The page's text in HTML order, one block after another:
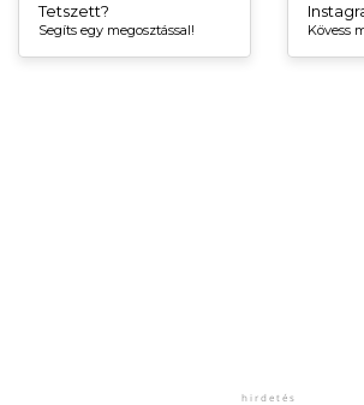
Tetszett?
Segíts egy megosztással! Kövess